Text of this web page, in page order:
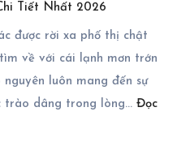
Dựng
Lịch
Trình
Đà
Tiết Nhất 2026
được rời xa phố thị chật
về với cái lạnh mơn trớn
nguyên luôn mang đến sự
trào dâng trong lòng… Đọc